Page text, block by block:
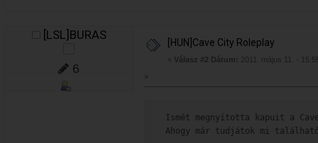
[LSL]BURAS
6
[HUN]Cave City Roleplay
« Válasz #2 Dátum:
2011. május 11. -
»
Ismét megnyította kapuit a
Ahogy már tudjátok mi